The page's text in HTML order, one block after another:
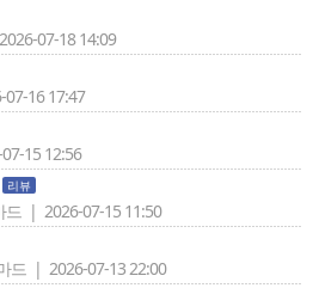
07-18 14:09
16 17:47
15 12:56
리뷰
드 | 2026-07-15 11:50
드 | 2026-07-13 22:00